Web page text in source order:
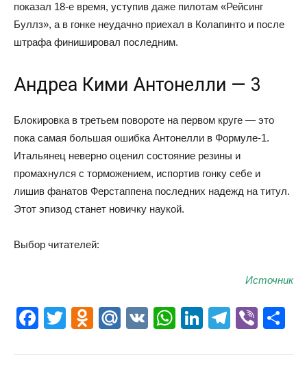
показал 18-е время, уступив даже пилотам «Рейсинг
Буллз», а в гонке неудачно приехал в Колапинто и после
штрафа финишировал последним.
Андреа Кими Антонелли — 3
Блокировка в третьем повороте на первом круге — это
пока самая большая ошибка Антонелли в Формуле-1.
Итальянец неверно оценил состояние резины и
промахнулся с торможением, испортив гонку себе и
лишив фанатов Ферстаппена последних надежд на титул.
Этот эпизод станет новичку наукой.
Выбор читателей:
Источник
Facebook
Twitter
Odnoklassniki
Mail.Ru
VK WhatsApp
LinkedIn